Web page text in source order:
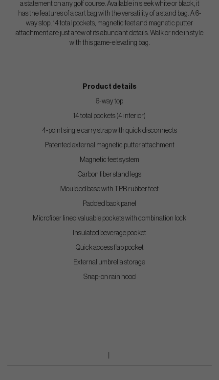
a statement on any golf course. Available in sleek white or black, it
has the features of a cart bag with the versatility of a stand bag. A 6-
way stop, 14 total pockets, magnetic feet and magnetic putter
attachment are just a few of its abundant details. Walk or ride in style
with this game-elevating bag.
Product details
6-way top
14 total pockets (4 interior)
4-point single carry strap with quick disconnects
Patented external magnetic putter attachment
Magnetic feet system
Carbon fiber stand legs
Moulded base with TPR rubber feet
Padded back panel
Microfiber lined valuable pockets with combination lock
Insulated beverage pocket
Quick access flap pocket
External umbrella storage
Snap-on rain hood